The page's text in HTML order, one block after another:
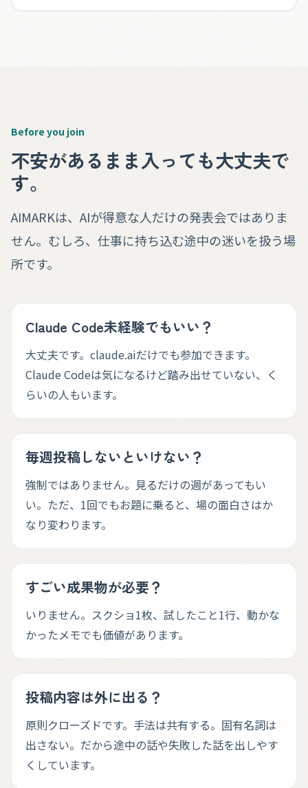
Before you join
不安があるまま入っても大丈夫で
す。
AIMARKは、AIが得意な人だけの発表会ではありま
せん。むしろ、仕事に持ち込む途中の迷いを扱う場
所です。
Claude Code未経験でもいい？
大丈夫です。claude.aiだけでも参加できます。
Claude Codeは気になるけど踏み出せていない、く
らいの人もいます。
毎週投稿しないといけない？
強制ではありません。見るだけの週があってもい
い。ただ、1回でもお題に乗ると、場の面白さはか
なり変わります。
すごい成果物が必要？
いりません。スクショ1枚、試したこと1行、動かな
かったメモでも価値があります。
投稿内容は外に出る？
原則クローズドです。手法は共有する。固有名詞は
出さない。だから途中の話や失敗した話を出しやす
くしています。